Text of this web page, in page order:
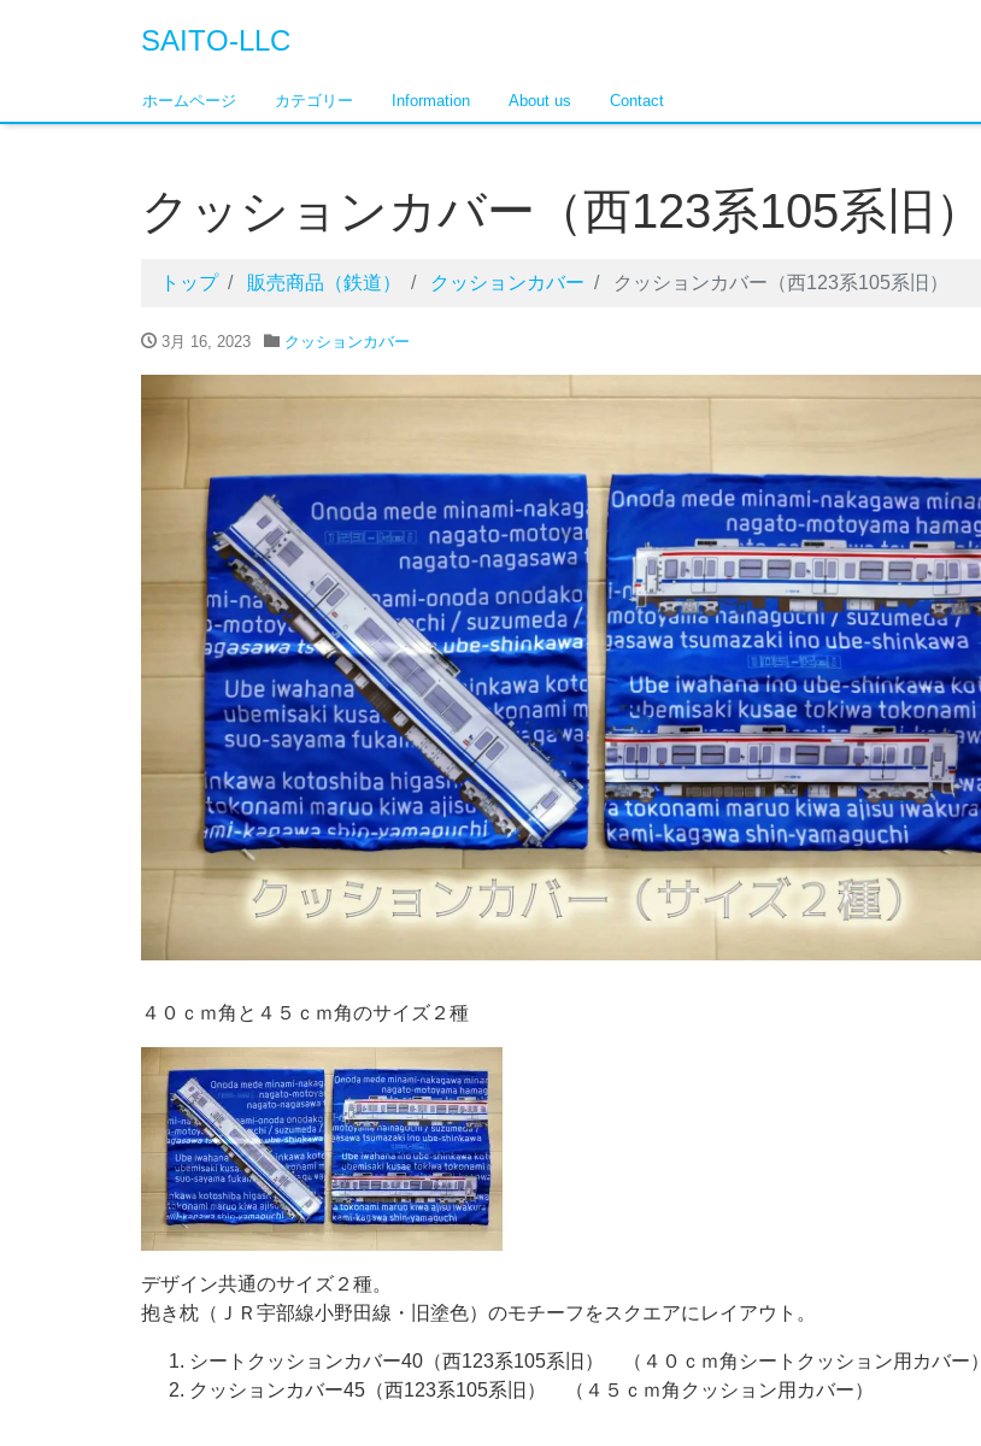
SAITO-LLC
ホームページ カテゴリー Information About us Contact
クッションカバー（西123系105系旧）
トップ 販売商品（鉄道） クッションカバー クッションカバー（西123系105系旧）
3月 16, 2023 クッションカバー
４０ｃｍ角と４５ｃｍ角のサイズ２種
デザイン共通のサイズ２種。
抱き枕（ＪＲ宇部線小野田線・旧塗色）のモチーフをスクエアにレイアウト。
シートクッションカバー40（西123系105系旧） （４０ｃｍ角シートクッション用カバー）
クッションカバー45（西123系105系旧） （４５ｃｍ角クッション用カバー）